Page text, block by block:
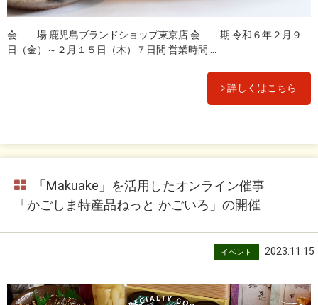
会 場 鹿児島ブランドショップ東京店 会 期 令和６年２月９
日（金）～２月１５日（木）７日間 営業時間 ...
詳しくはこちら
「Makuake」を活用したオンライン催事
「かごしま特産品ねっと かごいろ」の開催
イベント 2023.11.15